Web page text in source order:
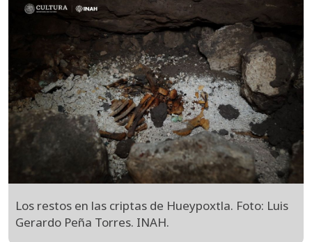
Los restos en las criptas de Hueypoxtla. Foto: Luis
Gerardo Peña Torres. INAH.